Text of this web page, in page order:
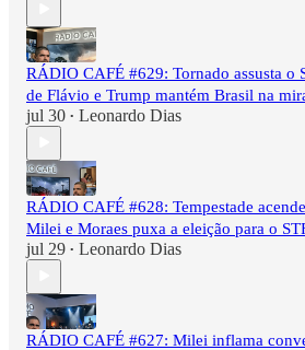
RÁDIO CAFÉ #629: Tornado assusta o
de Flávio e Trump mantém Brasil na
jul 30 • Leonardo Dias
RÁDIO CAFÉ #628: Tempestade
Milei e Moraes puxa a eleição para o
jul 29 • Leonardo Dias
RÁDIO CAFÉ #627: Milei inflama